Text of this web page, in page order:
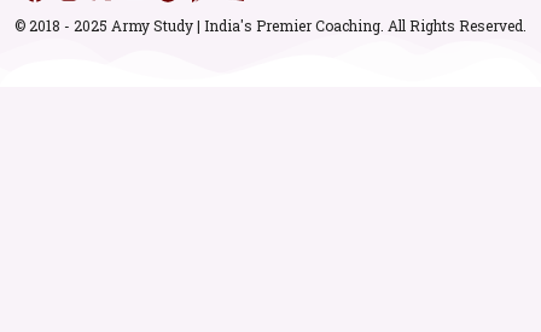
© 2018 - 2025 Army Study | India's Premier Coaching. All Rights Reserved.